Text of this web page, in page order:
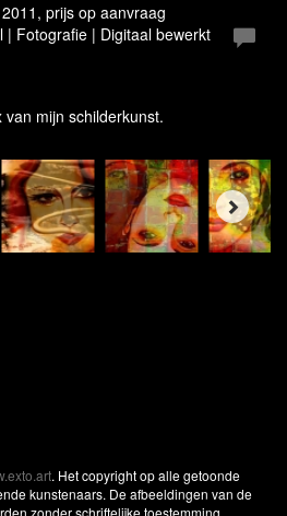
prijs op aanvraag
| Fotografie | Digitaal bewerkt
van mijn schilderkunst.
. Het copyright op alle getoonde
kunstenaars. De afbeeldingen van de
zonder schriftelijke toestemming.